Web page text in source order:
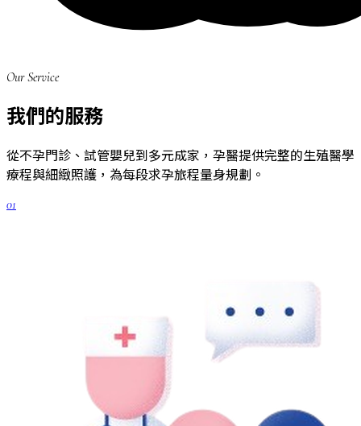
Our Service
我們的服務
從不孕門診、試管嬰兒到多元成家，孕醫提供完整的生殖醫學
療程與細緻照護，為每段求孕旅程量身規劃。
01